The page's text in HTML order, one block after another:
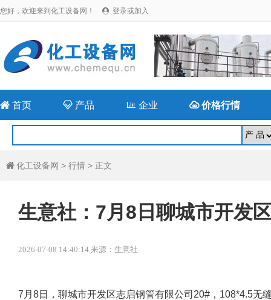
您好，欢迎来到化工设备网！  登录或加入
 首页  产品 企业 价格行情
 化工设备网 > 行情 > 正文
生意社：7月8日聊城市开发
2026-07-08 14:40:14 来源：生意社
7月8日，聊城市开发区志启钢管有限公司20#，108*4.5无